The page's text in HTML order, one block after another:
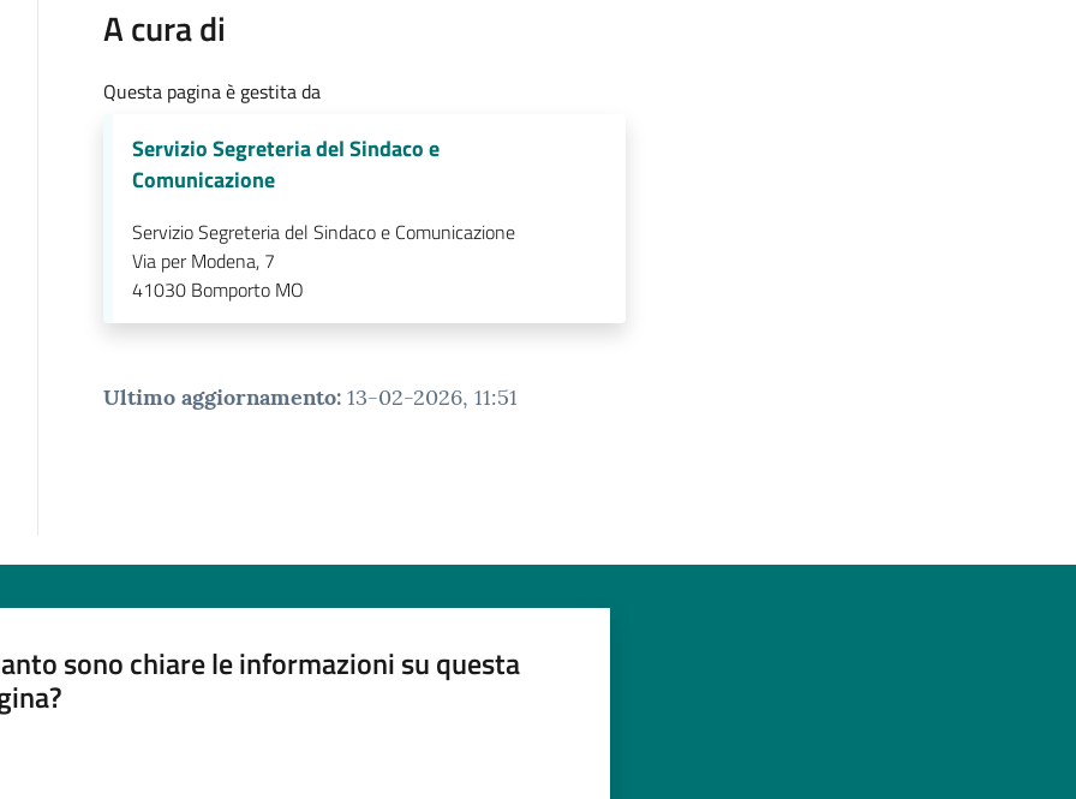
A cura di
Questa pagina è gestita da
Servizio Segreteria del Sindaco e
Comunicazione
Servizio Segreteria del Sindaco e Comunicazione
Via per Modena, 7
41030 Bomporto MO
Ultimo aggiornamento: 13-02-2026, 11:51
sono chiare le informazioni su questa